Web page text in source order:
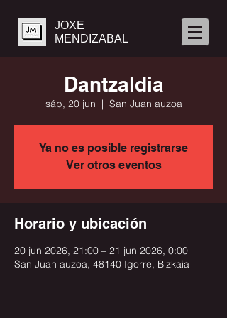
JOXE
MENDIZABAL
Dantzaldia
sáb, 20 jun
  |
San Juan auzoa
Ya no es posible registrarse
Ver otros eventos
Horario y ubicación
20 jun 2026, 21:00 – 21 jun 2026, 0:00
San Juan auzoa, 48140 Igorre, Bizkaia